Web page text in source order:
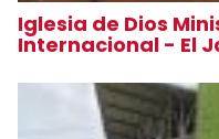
Iglesia de Dios
Internacional - El